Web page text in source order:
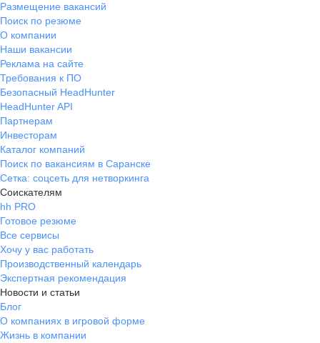
другу и делятся опытом. Условия
труда полностью соответствуют
заявленным: удобное рабочее
место, всё необходимое
оборудование предоставляется.
График работы соблюдается.
ЗАРПЛАТУ выплачивают
вовремя, без задержек.
Предусмотрены премии за
достижение целей. Рекомендую
эту компанию как надёжного
работодателя, который заботится о
своих сотрудниках и создаёт все
условия для профессионального
роста.
Размещение вакансий
Поиск по резюме
О компании
Наши вакансии
Реклама на сайте
Требования к ПО
Безопасный HeadHunter
HeadHunter API
Партнерам
Инвесторам
Каталог компаний
Поиск по вакансиям в Саранске
Сетка: соцсеть для нетворкинга
Соискателям
hh PRO
Готовое резюме
Все сервисы
Хочу у вас работать
Производственный календарь
Экспертная рекомендация
Новости и статьи
Блог
О компаниях в игровой форме
Жизнь в компании